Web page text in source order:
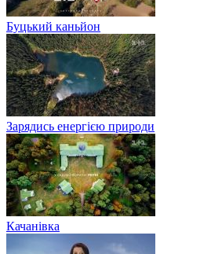
Буцький каньйон
Зарядись енергією природи
Качанівка